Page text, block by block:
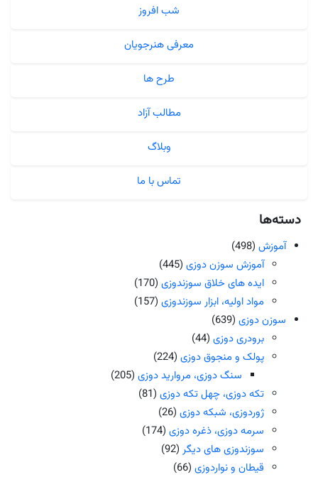
شب افروز
معرفی هنرجویان
طرح ها
مطالب آزاد
وبلاگ
تماس با ما
دسته‌ها
آموزش (498)
آموزش سوزن دوزی (445)
ایده های خلاق سوزندوزی (170)
مواد اولیه، ابزار سوزندوزی (157)
سوزن دوزی (639)
برودری دوزی (44)
پولک و منجوق دوزی (224)
سنگ دوزی، مروارید دوزی(205)
تکه دوزی، چهل تکه دوزی (81)
ژوردوزی، شبکه دوزی (26)
سرمه دوزی، ذغره دوزی (174)
سوزندوزی های دیگر (92)
قیطان و نواردوزی (66)